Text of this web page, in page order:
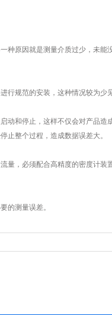
原因就是测量介质过少，未能
规范的安装，这种情况较为少见
和停止，这样不仅会对产品造
止整个过程，造成数据误差大。
，必须配合高精度的密度计装
的测量误差。